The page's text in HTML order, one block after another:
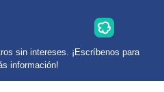
sin intereses. ¡Escríbenos para
información!